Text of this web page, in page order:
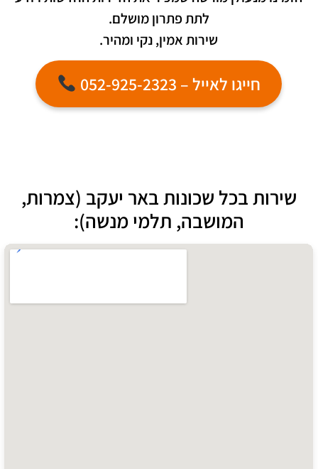
לתת פתרון מושלם.
שירות אמין, נקי ומהיר.
חייגו לאייל – 052-925-2323
שירות בכל שכונות באר יעקב (צמרות,
המושבה, תלמי מנשה):